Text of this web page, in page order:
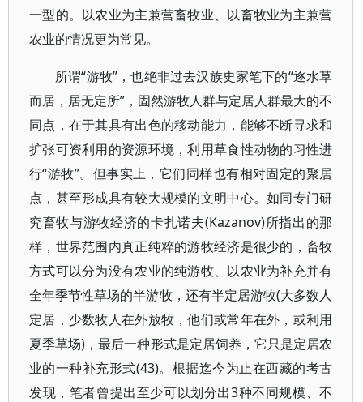
一型的。以农业为主兼营畜牧业、以畜牧业为主兼营
农业的情况更为常见。
所谓“游牧”，也绝非过去汉族史家笔下的“逐水草
而居，居无定所”，固然游牧人群与定居人群最大的不
同点，在于其具有出色的移动能力，能够不断寻求和
扩张可资利用的资源环境，利用草食性动物的习性进
行“游牧”。但事实上，它们同样也有相对固定的聚居
点，甚至形成具有较大规模的文明中心。如同专门研
究畜牧与游牧经济的卡扎诺夫(Kazanov)所指出的那
样，世界范围内真正纯粹的游牧经济是很少的，畜牧
方式可以分为没有农业的纯游牧、以农业为补充并有
全年季节性草场的半游牧，还有半定居游牧(大多数人
定居，少数牧人在外放牧，他们或常年在外，或利用
夏季草场)，最后一种形式是定居饲养，它只是定居农
业的一种补充形式(43)。根据迄今为止在西藏的考古
发现，笔者曾提出至少可以划分出3种不同规模、不